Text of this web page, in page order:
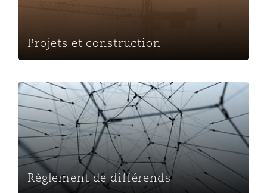
Projets et construction
Règlement de différends
Règlement de différends